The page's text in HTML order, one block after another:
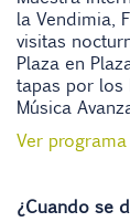
la Vendimia,
visitas
Plaza en
tapas por los
Música
Ver programa
¿Cuando se